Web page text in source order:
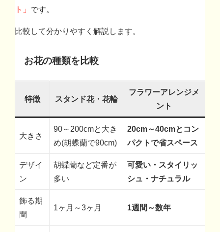
ト」 です。
比較して分かりやすく解説します。
お花の種類を比較
特徴 スタンド花・花輪
フラワーアレンジメ
ント
大きさ
90～200cmと大き
め(胡蝶蘭で90cm)
20cm～40cmとコン
パクトで省スペース
デザイ
ン
胡蝶蘭など定番が
多い
可愛い・スタイリッ
シュ・ナチュラル
飾る期
間
1ヶ月～3ヶ月 1週間～数年